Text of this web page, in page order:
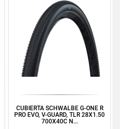
CUBIERTA SCHWALBE G-ONE R
PRO EVO, V-GUARD, TLR 28X1.50
700X40C N...